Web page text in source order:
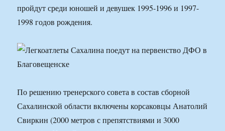
пройдут среди юношей и девушек 1995-1996 и 1997-
1998 годов рождения.
По решению тренерского совета в состав сборной
Сахалинской области включены корсаковцы Анатолий
Свиркин (2000 метров с препятствиями и 3000